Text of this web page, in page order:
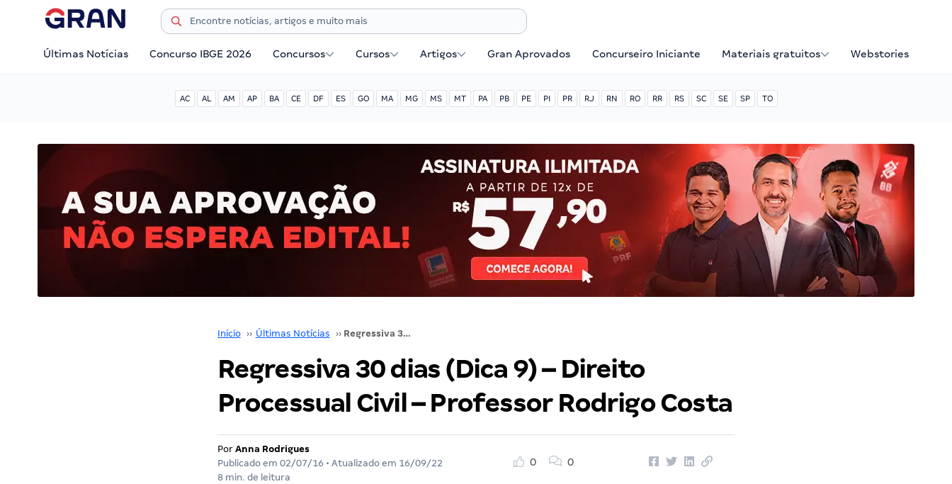
Últimas Notícias Concurso IBGE 2026 Concursos Cursos Artigos Gran Aprovados Concurseiro Iniciante Materiais gratuitos Webstories
AC AL AM AP BA CE DF ES GO MA MG MS MT PA PB PE PI PR RJ RN RO RR RS SC SE SP TO
Início ›› Últimas Notícias ›› Regressiva 30 dias (Dica 9) – Direito Processual Civil – Professor Rodrigo Costa
Regressiva 30 dias (Dica 9) – Direito
Processual Civil – Professor Rodrigo Costa
Por Anna Rodrigues
Publicado em 02/07/16 • Atualizado em 16/09/22
8 min. de leitura
0 0